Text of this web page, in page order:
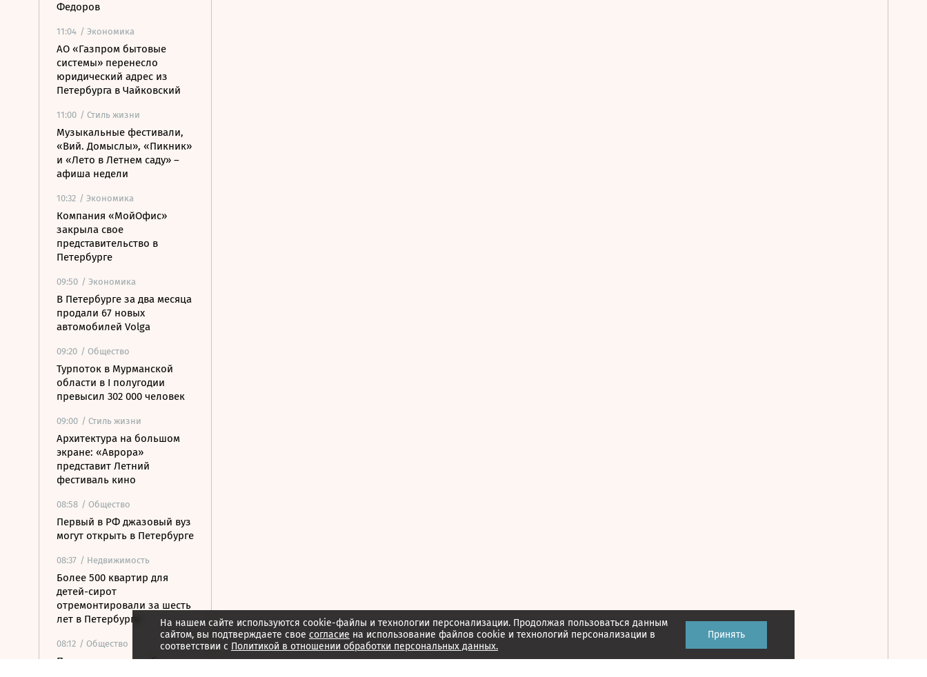
Федоров
11:04 / Экономика
АО «Газпром бытовые
системы» перенесло
юридический адрес из
Петербурга в Чайковский
11:00 / Стиль жизни
Музыкальные фестивали,
«Вий. Домыслы», «Пикник»
и «Лето в Летнем саду» –
афиша недели
10:32 / Экономика
Компания «МойОфис»
закрыла свое
представительство в
Петербурге
09:50 / Экономика
В Петербурге за два месяца
продали 67 новых
автомобилей Volga
09:20 / Общество
Турпоток в Мурманской
области в I полугодии
превысил 302 000 человек
09:00 / Стиль жизни
Архитектура на большом
экране: «Аврора»
представит Летний
фестиваль кино
08:58 / Общество
Первый в РФ джазовый вуз
могут открыть в Петербурге
08:37 / Недвижимость
Более 500 квартир для
детей-сирот
отремонтировали за шесть
лет в Петербурге
08:12 / Общество
Прокуратура потребовала
На нашем сайте используются cookie-файлы и технологии персонализации. Продолжая пользоваться данным
сайтом, вы подтверждаете свое согласие на использование файлов cookie и технологий персонализации в
соответствии с Политикой в отношении обработки персональных данных.
Принять